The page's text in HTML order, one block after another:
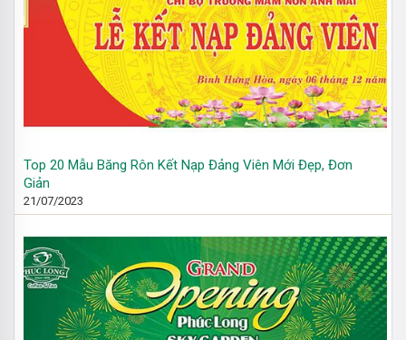
Top 20 Mẫu Băng Rôn Kết Nạp Đảng Viên Mới Đẹp, Đơn
Giản
21/07/2023